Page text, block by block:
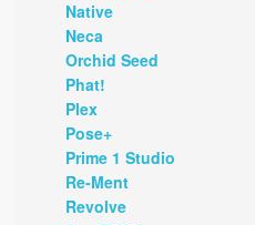
Native
Neca
Orchid Seed
Phat!
Plex
Pose+
Prime 1 Studio
Re-Ment
Revolve